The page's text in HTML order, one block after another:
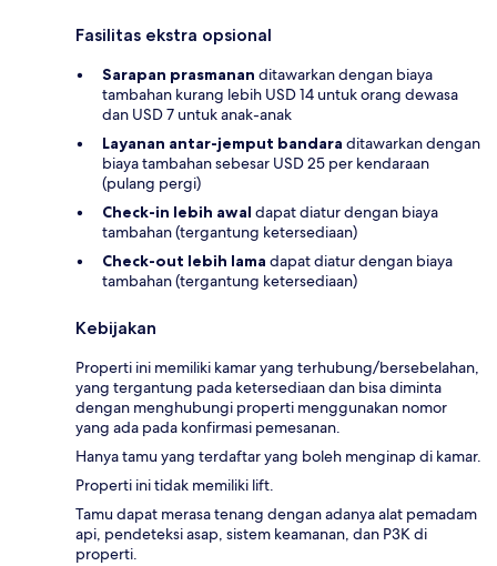
Fasilitas ekstra opsional
Sarapan prasmanan ditawarkan dengan biaya
tambahan kurang lebih USD 14 untuk orang dewasa
dan USD 7 untuk anak-anak
Layanan antar-jemput bandara ditawarkan dengan
biaya tambahan sebesar USD 25 per kendaraan
(pulang pergi)
Check-in lebih awal dapat diatur dengan biaya
tambahan (tergantung ketersediaan)
Check-out lebih lama dapat diatur dengan biaya
tambahan (tergantung ketersediaan)
Kebijakan
Properti ini memiliki kamar yang terhubung/bersebelahan,
yang tergantung pada ketersediaan dan bisa diminta
dengan menghubungi properti menggunakan nomor
yang ada pada konfirmasi pemesanan.
Hanya tamu yang terdaftar yang boleh menginap di kamar.
Properti ini tidak memiliki lift.
Tamu dapat merasa tenang dengan adanya alat pemadam
api, pendeteksi asap, sistem keamanan, dan P3K di
properti.